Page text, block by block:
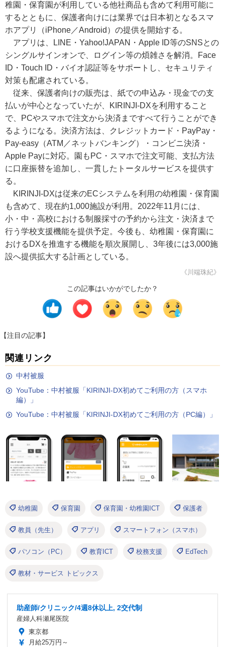
稚園・保育園が利用している他社商品も含めて利用可能に
するとともに、保護者向けには業界では日本初となるスマ
ホアプリ（iPhone／Android）の提供を開始する。
アプリは、LINE・Yahoo!JAPAN・Apple ID等のSNSとの
シングルサインオンで、ログイン等の煩雑さを解消。Face
ID・Touch ID・バイオ認証等をサポートし、セキュリティ
対策も配慮されている。
従来、保護者向けの販売は、紙での申込み・現金での支
払いが中心となっていたが、KIRINJI-DXを利用すること
で、PCやスマホで注文から決済まですべて行うことができ
るようになる。決済方法は、クレジットカード・PayPay・
Pay-easy（ATM／ネットバンキング）・コンビニ決済・
Apple Payに対応。園もPC・スマホで注文可能、支払方法
に口座振替を追加し、一貫したトータルサービスを提供す
る。
KIRINJI-DXは従来のECシステムを利用の幼稚園・保育園
も含めて、現在約1,000施設が利用。2022年11月には、
小・中・高校における制服採寸の予約から注文・決済まで
行う学校支援機能を提供予定。今後も、幼稚園・保育園に
おけるDXを推進する機能を順次展開し、3年後には3,000施
設へ提供拡大する計画としている。
《川端珠紀》
この記事はいかがでしたか？
【注目の記事】
関連リンク
中村被服
YouTube：中村被服「KIRINJI-DX初めてご利用の方（スマホ
編）」
YouTube：中村被服「KIRINJI-DX初めてご利用の方（PC編）」
幼稚園 保育園 保育園・幼稚園ICT 保護者
教員（先生） アプリ スマートフォン（スマホ）
パソコン（PC） 教育ICT 校務支援 EdTech
教材・サービス トピックス
助産師/クリニック/4週8休以上, 2交代制
産婦人科瀬尾医院
東京都
月給25万円～